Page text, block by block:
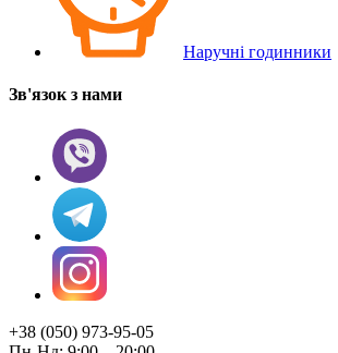
Наручні годинники
Зв'язок з нами
+38 (050) 973-95-05